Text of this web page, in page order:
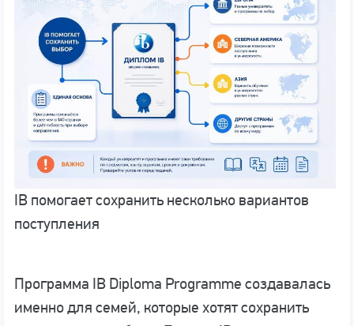
IB помогает сохранить несколько вариантов
поступления
Программа IB Diploma Programme создавалась
именно для семей, которые хотят сохранить